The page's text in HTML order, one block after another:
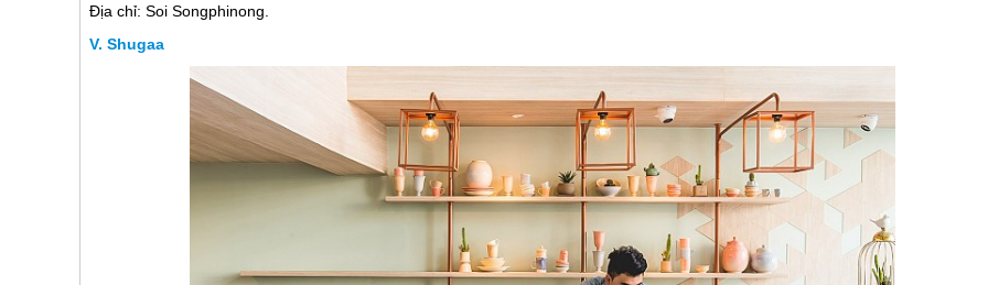
Địa chỉ: Soi Songphinong.
Shugaa